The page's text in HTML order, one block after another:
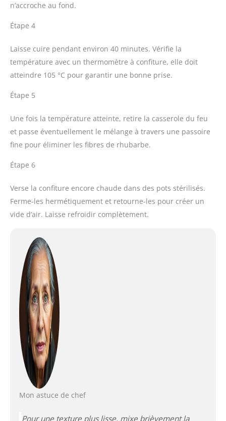
n’accroche au fond.
Étape 4
Laisse cuire pendant environ 40 minutes. Vérifie la
température avec un thermomètre à confiture, elle doit
atteindre 105 °C pour garantir une bonne prise.
Étape 5
Une fois la température atteinte, retire la casserole du feu
et passe éventuellement le mélange à travers une passoire
fine pour éliminer les fibres de rhubarbe.
Étape 6
Verse la confiture encore chaude dans des pots stérilisés.
Ferme-les hermétiquement et retourne-les pour créer un
vide d’air. Laisse refroidir complètement.
Mon astuce de chef